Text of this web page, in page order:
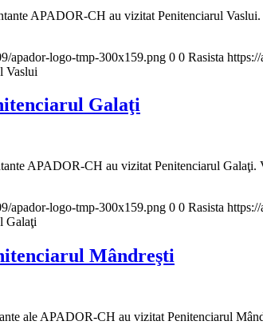
APADOR-CH au vizitat Penitenciarul
apador-logo-tmp-300x159.png 0 0 Rasista
Vaslui
Galaţi
APADOR-CH au vizitat Penitenciarul Galaţi.
apador-logo-tmp-300x159.png 0 0 Rasista
Galaţi
Mândreşti
ale APADOR-CH au vizitat Penitenciarul